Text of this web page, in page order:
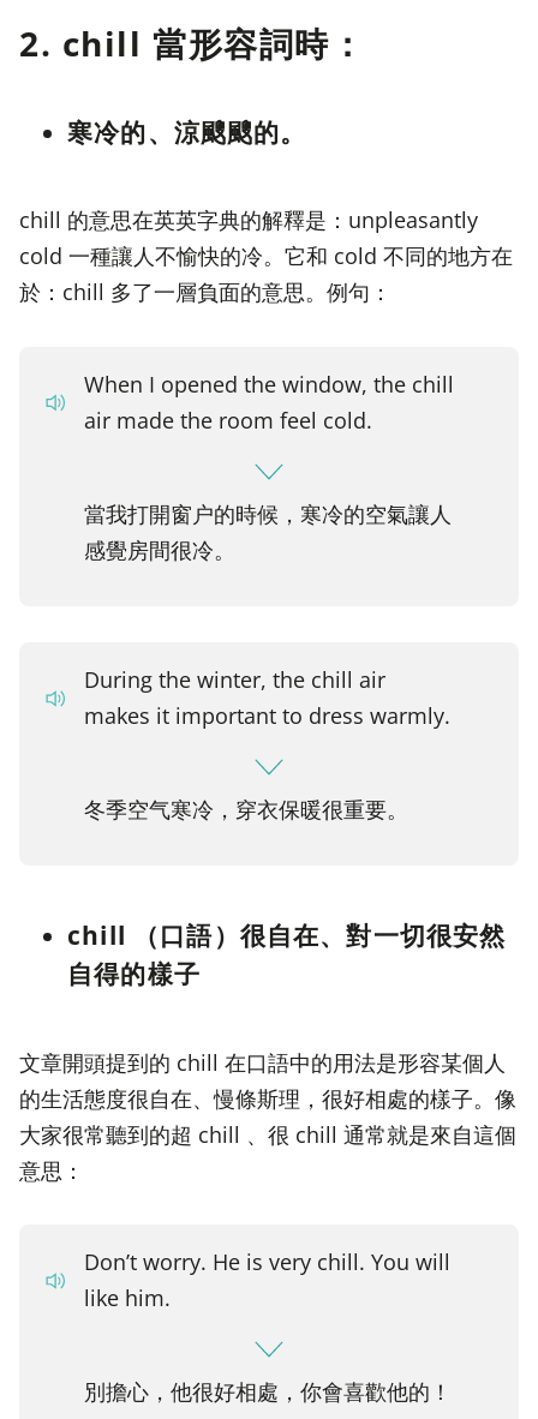
2. chill 當形容詞時：
寒冷的、涼颼颼的。
chill 的意思在英英字典的解釋是：unpleasantly
cold 一種讓人不愉快的冷。它和 cold 不同的地方在
於：chill 多了一層負面的意思。例句：
When I opened the window, the chill
air made the room feel cold.
當我打開窗户的時候，寒冷的空氣讓人
感覺房間很冷。
During the winter, the chill air
makes it important to dress warmly.
冬季空气寒冷，穿衣保暖很重要。
chill （口語）很自在、對一切很安然
自得的樣子
文章開頭提到的 chill 在口語中的用法是形容某個人
的生活態度很自在、慢條斯理，很好相處的樣子。像
大家很常聽到的超 chill 、很 chill 通常就是來自這個
意思：
Don’t worry. He is very chill. You will
like him.
別擔心，他很好相處，你會喜歡他的！